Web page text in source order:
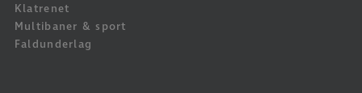
Klatrenet
Multibaner & sport
Faldunderlag